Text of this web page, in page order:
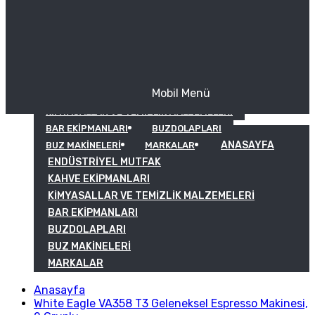
KIMYASALLAR VE TEMIZLIK MALZEMELERI
BAR EKIPMANLARI
BUZDOLAPLARI
BUZ MAKINELERI
MARKALAR
Mobil Menü
ANASAYFA
ENDÜSTRIYEL MUTFAK
KAHVE EKIPMANLARI
KIMYASALLAR VE TEMIZLIK MALZEMELERI
BAR EKIPMANLARI
BUZDOLAPLARI
BUZ MAKINELERI
MARKALAR
Anasayfa
White Eagle VA358 T3 Geleneksel Espresso Makinesi,